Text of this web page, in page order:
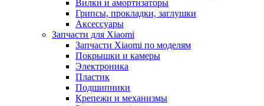
Вилки и амортизаторы
Грипсы, прокладки, заглушки
Аксессуары
Запчасти для Xiaomi
Запчасти Xiaomi по моделям
Покрышки и камеры
Электроника
Пластик
Подшипники
Крепежи и механизмы